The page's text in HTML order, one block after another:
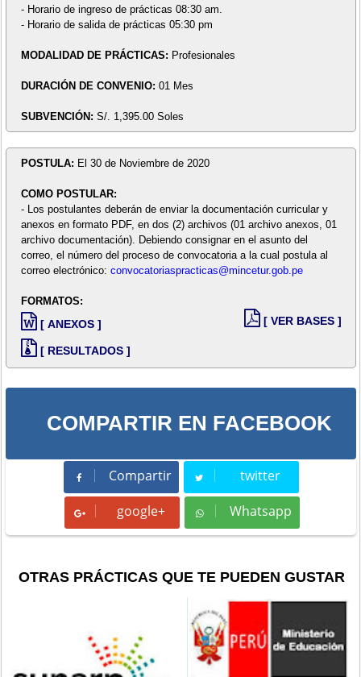
- Horario de ingreso de prácticas 08:30 am.
- Horario de salida de prácticas 05:30 pm
MODALIDAD DE PRÁCTICAS: Profesionales
DURACIÓN DE CONVENIO: 01 Mes
SUBVENCIÓN: S/. 1,395.00 Soles
POSTULA: El 30 de Noviembre de 2020
COMO POSTULAR:
- Los postulantes deberán de enviar la documentación curricular y
anexos en formato PDF, en dos (2) archivos (01 archivo anexos, 01
archivo documentación). Debiendo consignar en el asunto del
correo, el número del proceso de convocatoria a la cual postula al
correo electrónico: convocatoriaspracticas@mincetur.gob.pe
FORMATOS:
[ ANEXOS ]
[ RESULTADOS ]
[ VER BASES ]
COMPARTIR EN FACEBOOK
Compartir
Compartir twitter
Tweet
google+ Whatsapp
Whatsapp
OTRAS PRÁCTICAS QUE TE PUEDEN GUSTAR